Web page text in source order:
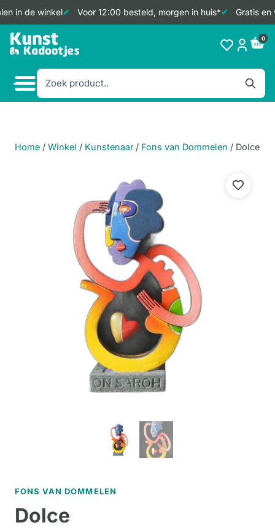
in de winkel Voor 12:00 besteld, morgen in huis* Gratis en
Doorgaan
naar
0
Home / Winkel / Kunstenaar / Fons van Dommelen / Dolce
FONS VAN DOMMELEN
Dolce